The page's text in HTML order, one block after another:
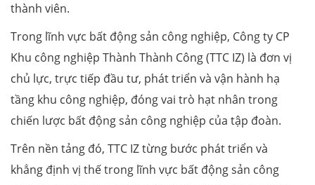
thành viên.
Trong lĩnh vực bất động sản công nghiệp, Công ty CP
Khu công nghiệp Thành Thành Công (TTC IZ) là đơn vị
chủ lực, trực tiếp đầu tư, phát triển và vận hành hạ
tầng khu công nghiệp, đóng vai trò hạt nhân trong
chiến lược bất động sản công nghiệp của tập đoàn.
Trên nền tảng đó, TTC IZ từng bước phát triển và
khẳng định vị thế trong lĩnh vực bất động sản công